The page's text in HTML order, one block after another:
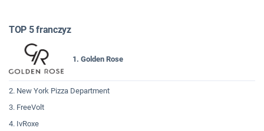
TOP 5 franczyz
1. Golden Rose
2. New York Pizza Department
3. FreeVolt
4. IvRoxe